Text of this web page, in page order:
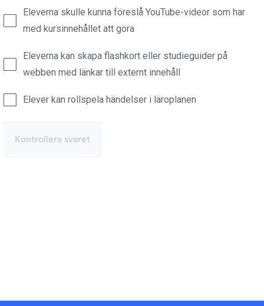
Eleverna skulle kunna föreslå YouTube-videor som har
med kursinnehållet att göra
Eleverna kan skapa flashkort eller studieguider på
webben med länkar till externt innehåll
Elever kan rollspela händelser i läroplanen
Kontrollera svaret